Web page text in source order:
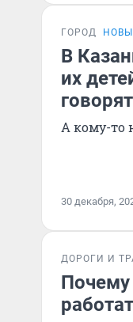
ГОРОД
В
их
А кому-то
30 декабря,
ДОРОГИ И
Почему